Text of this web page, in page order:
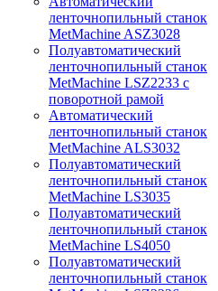
ленточнопильный станок
MetMachine ASZ3028
Полуавтоматический
ленточнопильный станок
MetMachine LSZ2233 с
поворотной рамой
Автоматический
ленточнопильный станок
MetMachine ALS3032
Полуавтоматический
ленточнопильный станок
MetMachine LS3035
Полуавтоматический
ленточнопильный станок
MetMachine LS4050
Полуавтоматический
ленточнопильный станок